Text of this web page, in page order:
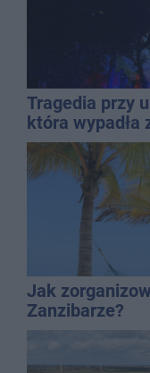
Tragedia przy
która wypadła
Jak
Zanzibarze?